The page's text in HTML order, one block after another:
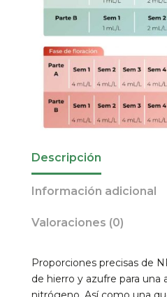
Descripción
Información adicional
Valoraciones (0)
Proporciones precisas de
de hierro y azufre para una